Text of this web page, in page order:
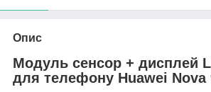
Опис
Модуль сенсор + дисплей
для телефону Huawei Nova